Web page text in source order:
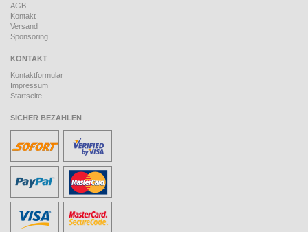
AGB
Kontakt
Versand
Sponsoring
KONTAKT
Kontaktformular
Impressum
Startseite
SICHER BEZAHLEN